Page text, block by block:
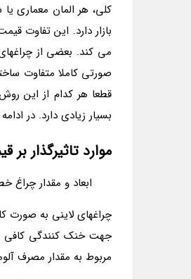
کلی، هر المان معماری
بازار دارد. این تفاوت
صورتی کاملا متفاوت
قطعا هر کدام از این
بسیار زیادی دارد. در
موارد تاثیرگذار
ابعاد و مقدار چراغ
چراغ­های لاینی به صورت
جهت خنک کنندگی کافی
مربوط به مقدار مصرف